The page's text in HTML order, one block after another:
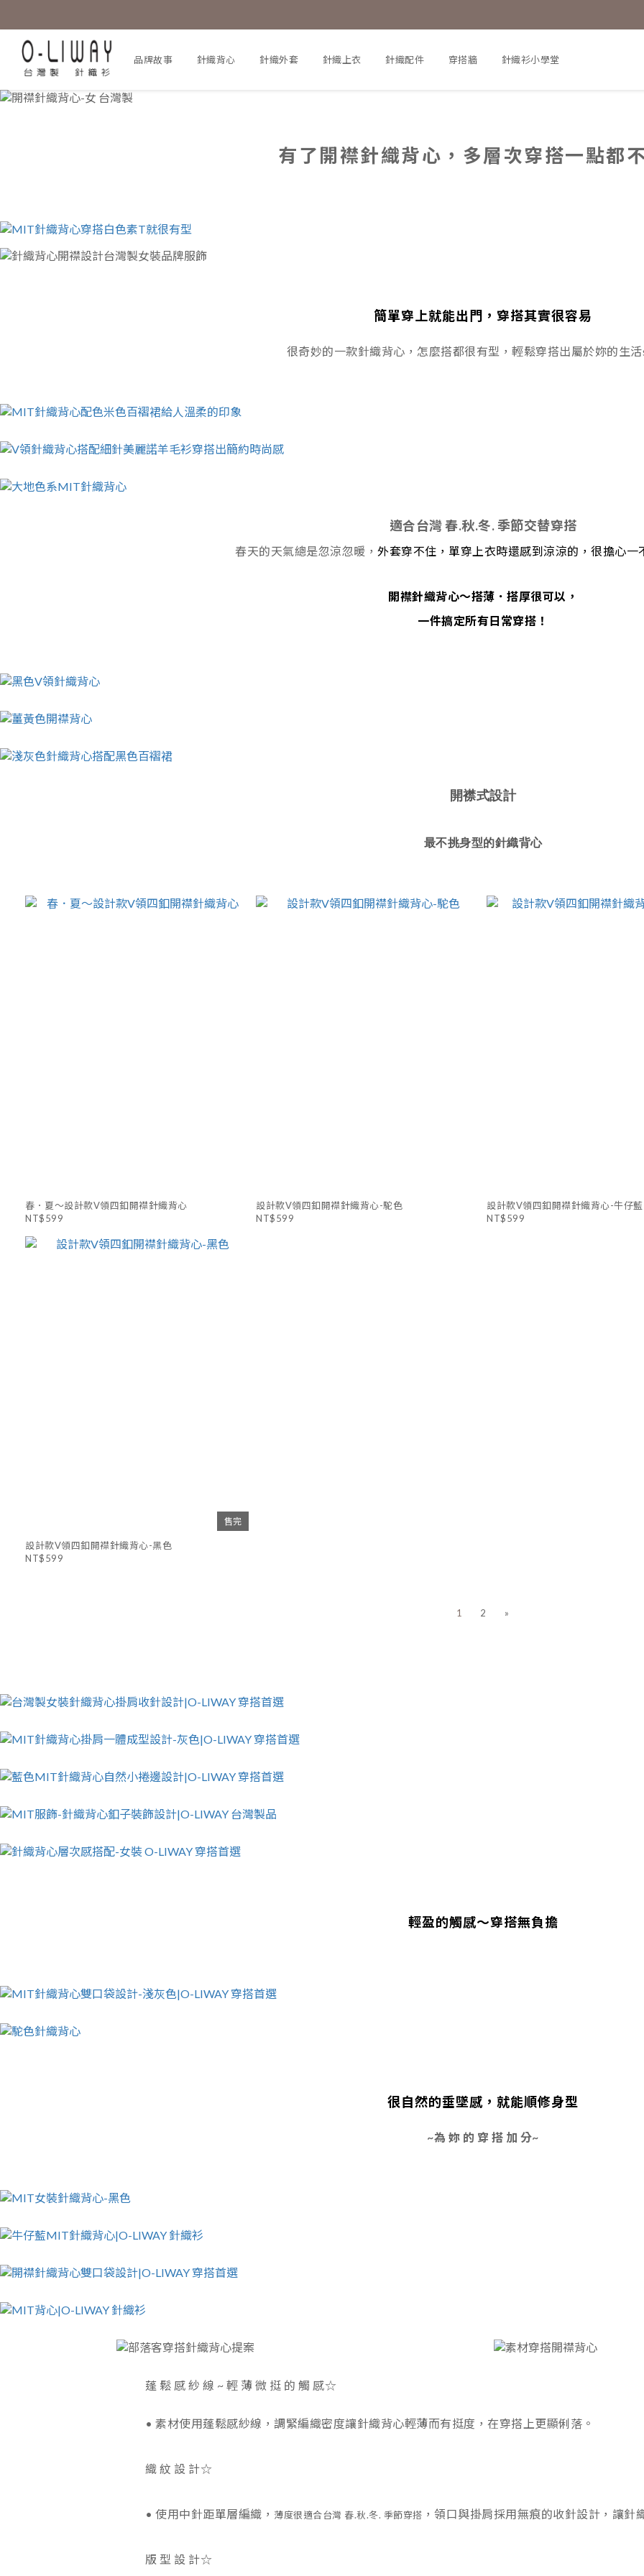
品牌故事 針織背心 針織外套 針織上衣 針織配件 穿搭牆 針織衫小學堂
有了開襟針織背心 ， 多層次穿搭一點都
簡單穿上就能出門，穿搭其實很容易
很奇妙的一款針織背心，怎麼搭都很有型，輕鬆穿搭出屬於妳的生
適合台灣 春.秋.冬. 季節交替穿搭
春天的天氣總是忽涼忽暖， 外套穿不住，單穿上衣時還感到涼涼的，很擔心一
開襟針織背心～搭薄．搭厚很可以，
一件搞定所有日常穿搭！
開襟式設計
最不挑身型的針織背心
春．夏～設計款V領四釦開襟針織背心
NT$599
設計款V領四釦開襟針織背心-駝色
NT$599
設計款V領四釦開襟針織背心-牛仔藍
NT$599
售完
設計款V領四釦開襟針織背心-黑色
NT$599
1 2 »
輕盈的觸感～穿搭無負擔
很自然的垂墜感，就能順修身型
~為 妳 的 穿 搭 加 分~
蓬 鬆 感 紗 線 ~ 輕 薄 微 挺 的 觸 感☆
• 素材使用蓬鬆感紗線，調緊編織密度讓針織背心輕薄而有挺度，在穿搭上更顯俐落。
織 紋 設 計☆
• 使用中針距單層編織， 薄度很適合台灣 春.秋.冬. 季節穿搭 ，領口與掛肩採用無痕的收針設計，讓針
版 型 設 計☆